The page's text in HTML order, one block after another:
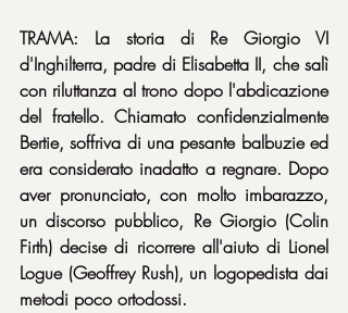
TRAMA: La storia di Re Giorgio VI
d'Inghilterra, padre di Elisabetta II, che salì
con riluttanza al trono dopo l'abdicazione
del fratello. Chiamato confidenzialmente
Bertie, soffriva di una pesante balbuzie ed
era considerato inadatto a regnare. Dopo
aver pronunciato, con molto imbarazzo,
un discorso pubblico, Re Giorgio (Colin
Firth) decise di ricorrere all'aiuto di Lionel
Logue (Geoffrey Rush), un logopedista dai
metodi poco ortodossi.